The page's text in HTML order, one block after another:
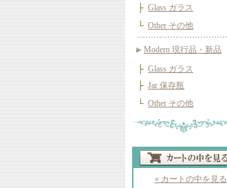
├ Glass ガラス
└ Other その他
Modern 現行品・新品
├ Glass ガラス
├ Jar 保存瓶
└ Other その他
» カートの中を見る